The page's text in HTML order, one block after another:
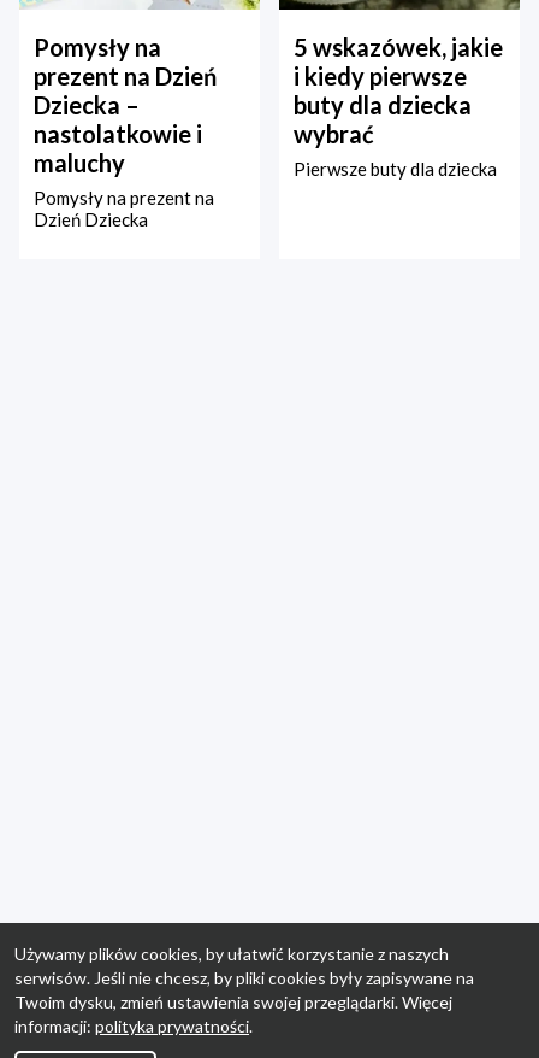
Pomysły na
prezent na Dzień
Dziecka –
nastolatkowie i
maluchy
Pomysły na prezent na
Dzień Dziecka
5 wskazówek, jakie
i kiedy pierwsze
buty dla dziecka
wybrać
Pierwsze buty dla dziecka
Używamy plików cookies, by ułatwić korzystanie z naszych
serwisów. Jeśli nie chcesz, by pliki cookies były zapisywane na
Twoim dysku, zmień ustawienia swojej przeglądarki. Więcej
informacji: polityka prywatności.